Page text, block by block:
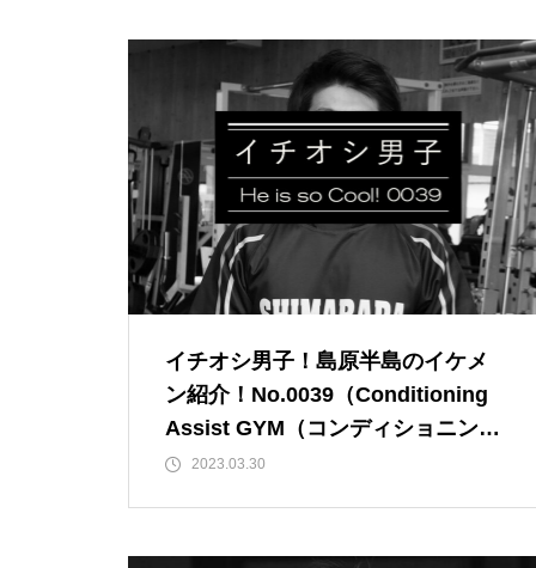
し」
推し氷を巡る、夏の旅へ「第2
回 島原半島推し氷スタンプラリ
ー2026」
食べて、集めて、得しよう！か
き氷でつながる【島原半島 推し
氷2025】
イチオシ男子！島原半島のイケメ
ン紹介！No.0039（Conditioning
Assist GYM（コンディショニング
アシストジム）／小嶋賢人さん）
2023.03.30